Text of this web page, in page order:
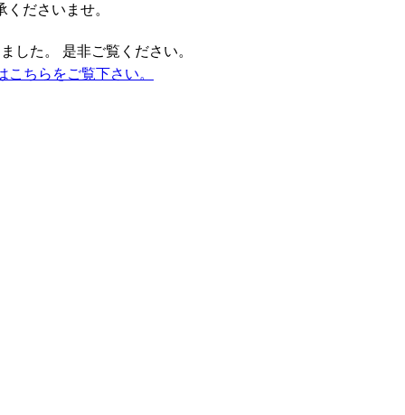
ださいませ。
した。 是非ご覧ください。
ちらをご覧下さい。